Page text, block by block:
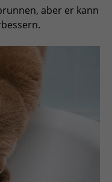
aber er kann